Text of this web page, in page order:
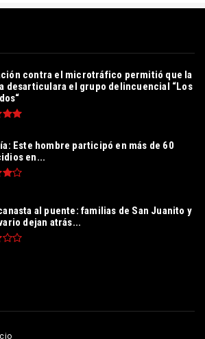
contra el microtráfico permitió que la
desarticulara el grupo delincuencial “Los
Este hombre participó en más de 60
en...
al puente: familias de San Juanito y
dejan atrás...